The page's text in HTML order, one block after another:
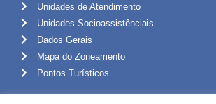
Unidades de Atendimento
Unidades Socioassistênciais
Dados Gerais
Mapa do Zoneamento
Pontos Turísticos